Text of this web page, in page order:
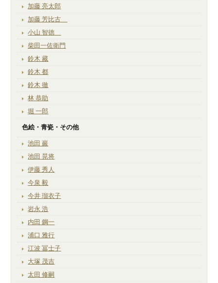
加藤 亮太郎
加藤 芳比古
小山 智徳
柴田一佐衛門
鈴木 藏
鈴木 都
鈴木 徹
林 恭助
堀 一郎
色絵・青瓷・その他
池田 巖
池田 晃将
伊藤 秀人
今泉 毅
今井 瑠衣子
岩永 浩
内田 鋼一
浦口 雅行
江波 冨士子
大塚 茂吉
太田 修嗣